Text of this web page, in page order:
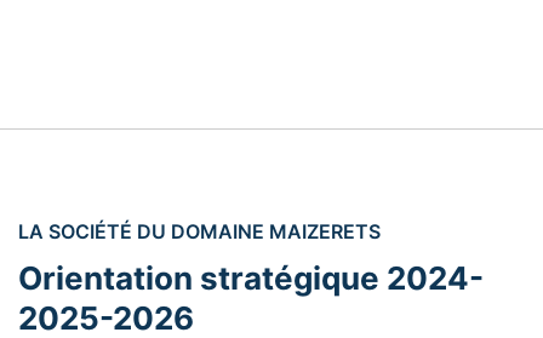
LA SOCIÉTÉ DU DOMAINE MAIZERETS
Orientation stratégique 2024-
2025-2026